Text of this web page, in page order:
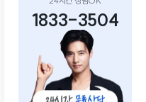
1833-3504